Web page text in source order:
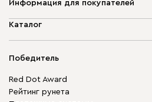
Информация для покупателей
О компании
Гарантия
Для бизнеса
Карта сайта
Каталог
Корпусная мебель
Модульная мебель
Столы и стулья
Победитель
Red Dot Award
Рейтинг рунета